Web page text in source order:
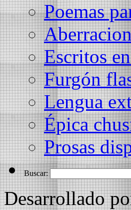
Poemas
Escritos
Furgón
Lengua
Épica
Prosas
Buscar:
Desarrollado